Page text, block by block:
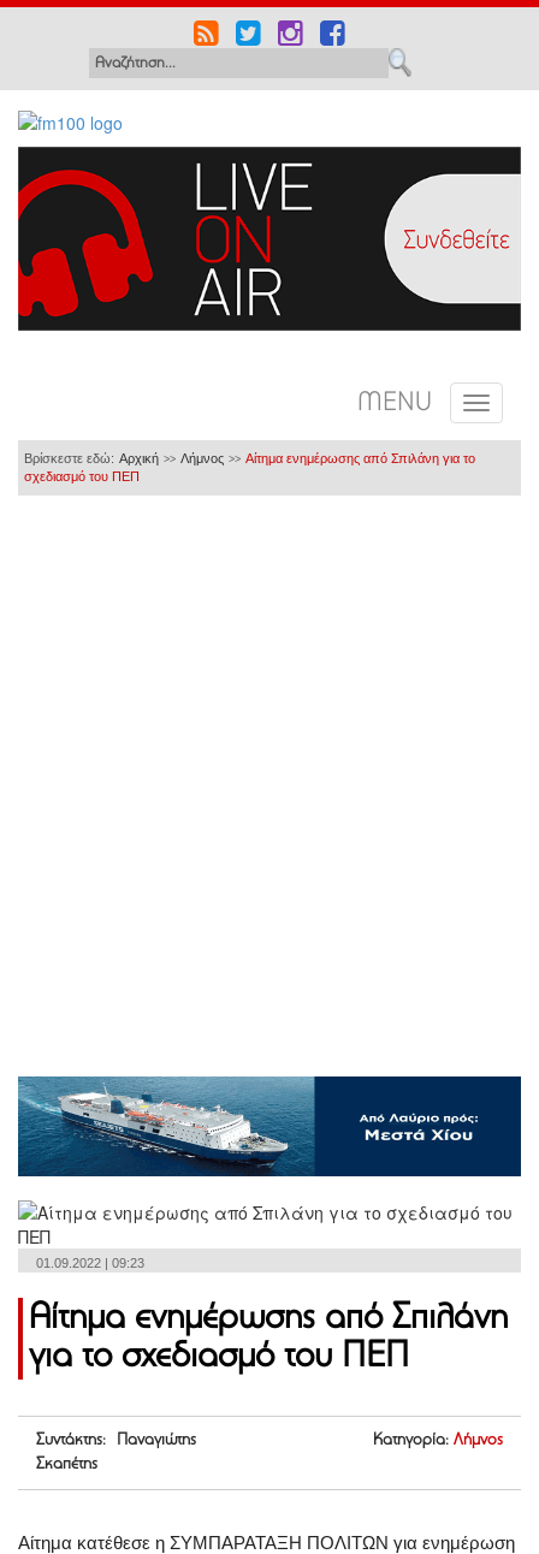
MENU
Βρίσκεστε εδώ: Αρχική >> Λήμνος >> Αίτημα ενημέρωσης από Σπιλάνη για το
σχεδιασμό του ΠΕΠ
01.09.2022 | 09:23
Αίτημα ενημέρωσης από Σπιλάνη
για το σχεδιασμό του ΠΕΠ
Συντάκτης: Παναγιώτης
Σκαπέτης
Κατηγορία: Λήμνος
Αίτημα κατέθεσε η ΣΥΜΠΑΡΑΤΑΞΗ ΠΟΛΙΤΩΝ για ενημέρωση